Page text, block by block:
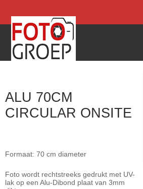
ALU 70CM
CIRCULAR ONSITE
Formaat: 70 cm diameter
Foto wordt rechtstreeks gedrukt met UV-
lak op een Alu-Dibond plaat van 3mm